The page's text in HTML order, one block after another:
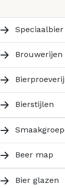
Speciaalbier
Brouwerijen
Bierstijlen
Beer map
Bier glazen